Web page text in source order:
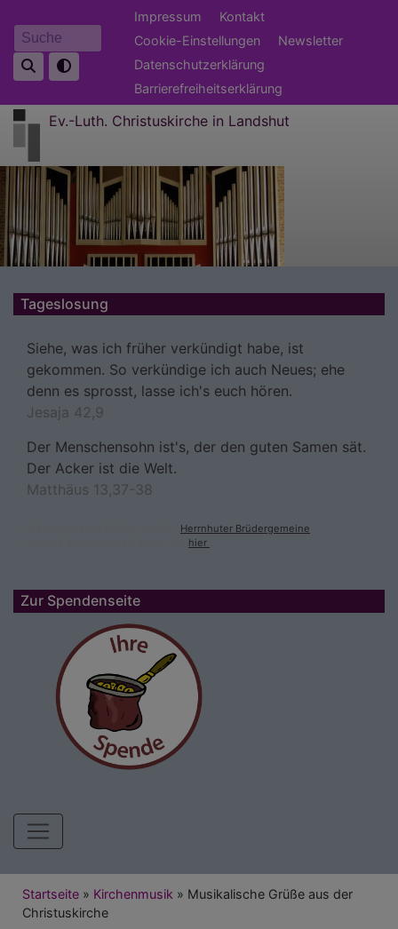
zum
Inhalt
Suche
Fußbereichsmenü
Impressum
Kontakt
Cookie-Einstellungen
Newsletter
Datenschutzerklärung
Barrierefreiheitserklärung
Ev.-Luth. Christuskirche in Landshut
Tageslosung
Siehe, was ich früher verkündigt habe, ist
gekommen. So verkündige ich auch Neues; ehe
denn es sprosst, lasse ich's euch hören.
Jesaja 42,9
Der Menschensohn ist's, der den guten Samen sät.
Der Acker ist die Welt.
Matthäus 13,37-38
Herrnhuter Brüdergemeine
hier
Zur Spendenseite
Hauptnavigation
Breadcrumb
Startseite Kirchenmusik
Musikalische Grüße aus der
Christuskirche